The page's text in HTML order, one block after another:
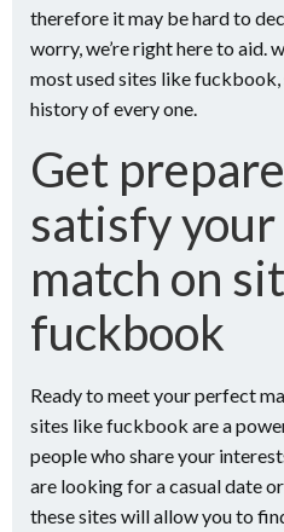
therefore it may be hard to
worry, we’re right here to aid.
most used sites like
history of every one.
Get
satisfy
match on
fuckbook
Ready to meet your perfect
sites like fuckbook are a
people who share your
are looking for a casual date
these sites will allow you to